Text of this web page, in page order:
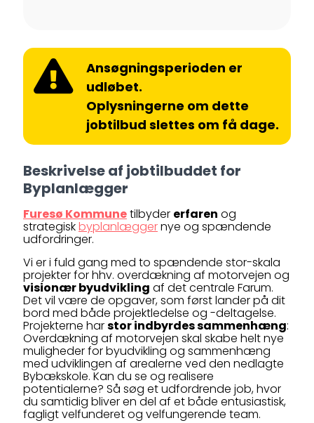
Ansøgningsperioden er
udløbet.
Oplysningerne om dette
jobtilbud slettes om få dage.
Beskrivelse af jobtilbuddet for
Byplanlægger
Furesø Kommunetilbyder erfaren og
strategiskbyplanlæggernye og spændende
udfordringer.
Vi er i fuld gang med to spændende stor-skala
projekter for hhv. overdækning af motorvejen og
visionær byudvikling af det centrale Farum.
Det vil være de opgaver, som først lander på dit
bord med både projektledelse og -deltagelse.
Projekterne harstor indbyrdes sammenhæng:
Overdækning af motorvejen skal skabe helt nye
muligheder for byudvikling og sammenhæng
med udviklingen af arealerne ved den nedlagte
Bybækskole. Kan du se og realisere
potentialerne? Så søg et udfordrende job, hvor
du samtidig bliver en del af et både entusiastisk,
fagligt velfunderet og velfungerende team.